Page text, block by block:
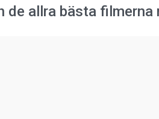
de allra bästa